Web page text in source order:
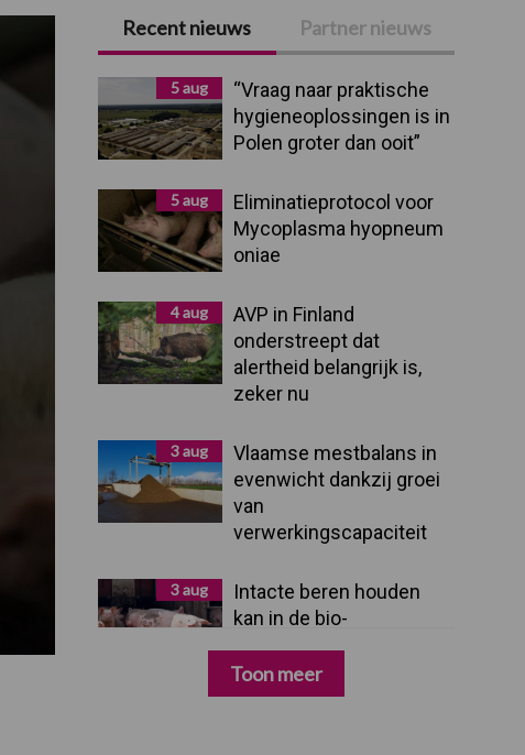
Primaire
Sidebar
Recent nieuws Partner nieuws
5 aug
“Vraag naar praktische
hygieneoplossingen is in
Polen groter dan ooit”
5 aug
Eliminatieprotocol voor
Mycoplasma hyopneum
oniae
4 aug
AVP in Finland
onderstreept dat
alertheid belangrijk is,
zeker nu
3 aug
Vlaamse mestbalans in
evenwicht dankzij groei
van
verwerkingscapaciteit
3 aug
Intacte beren houden
kan in de bio-
dan moet alles kloppen
Toon meer